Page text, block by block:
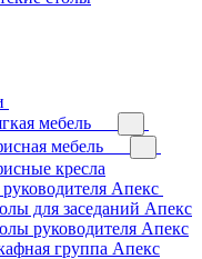
мебель
мебель
кресла
Апекс
для заседаний Апекс
руководителя Апекс
группа Апекс